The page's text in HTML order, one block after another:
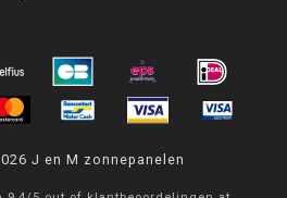
J en M zonnepanelen